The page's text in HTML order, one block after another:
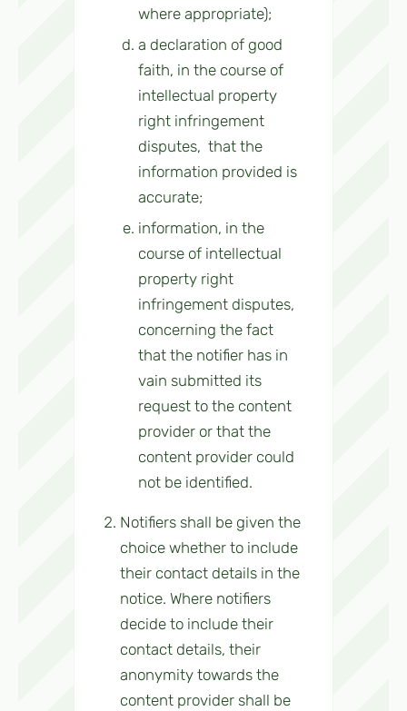
where appropriate);
a declaration of good
faith, in the course of
intellectual property
right infringement
disputes, that the
information provided is
accurate;
information, in the
course of intellectual
property right
infringement disputes,
concerning the fact
that the notifier has in
vain submitted its
request to the content
provider or that the
content provider could
not be identified.
Notifiers shall be given the
choice whether to include
their contact details in the
notice. Where notifiers
decide to include their
contact details, their
anonymity towards the
content provider shall be